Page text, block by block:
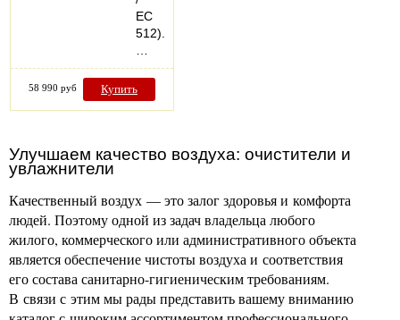
EC
512).
58 990 руб Купить
Улучшаем качество воздуха: очистители и
увлажнители
Качественный воздух — это залог здоровья и комфорта
людей. Поэтому одной из задач владельца любого
жилого, коммерческого или административного объекта
является обеспечение чистоты воздуха и соответствия
его состава санитарно-гигиеническим требованиям.
В связи с этим мы рады представить вашему вниманию